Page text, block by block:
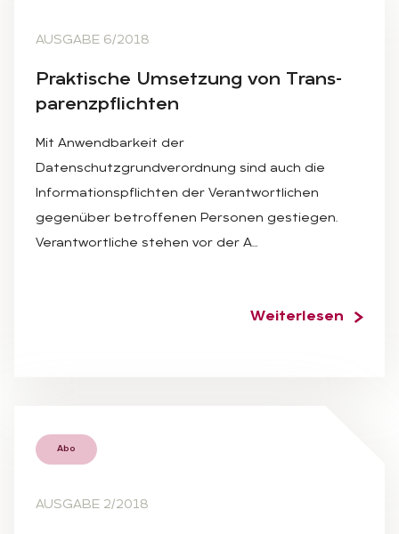
AUSGABE 6/2018
Prak­ti­sche Um­set­zung von Trans­
pa­renz­pflich­ten
Mit Anwendbarkeit der
Datenschutzgrundverordnung sind auch die
Informationspflichten der Verantwortlichen
gegenüber betroffenen Personen gestiegen.
Verantwortliche stehen vor der A…
Weiterlesen
Abo
AUSGABE 2/2018